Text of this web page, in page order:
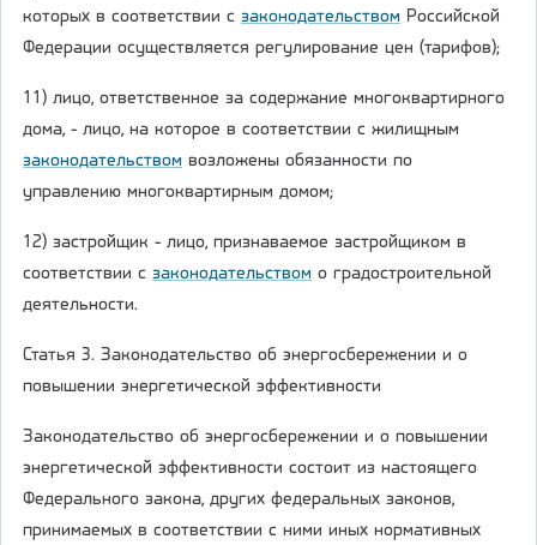
которых в соответствии с законодательством Российской
Федерации осуществляется регулирование цен (тарифов);
11) лицо, ответственное за содержание многоквартирного
дома, - лицо, на которое в соответствии с жилищным
законодательством возложены обязанности по
управлению многоквартирным домом;
12) застройщик - лицо, признаваемое застройщиком в
соответствии с законодательством о градостроительной
деятельности.
Статья 3. Законодательство об энергосбережении и о
повышении энергетической эффективности
Законодательство об энергосбережении и о повышении
энергетической эффективности состоит из настоящего
Федерального закона, других федеральных законов,
принимаемых в соответствии с ними иных нормативных